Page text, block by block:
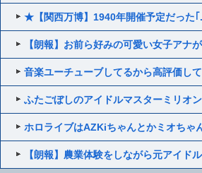
★【関西万博】1940年開催予定だった｢
【朗報】お前ら好みの可愛い女子アナ
音楽ユーチューブしてるから高評価し
ふたごぼしのアイドルマスターミリオ
ホロライブはAZKiちゃんとかミオちゃ
【朗報】農業体験をしながら元アイド